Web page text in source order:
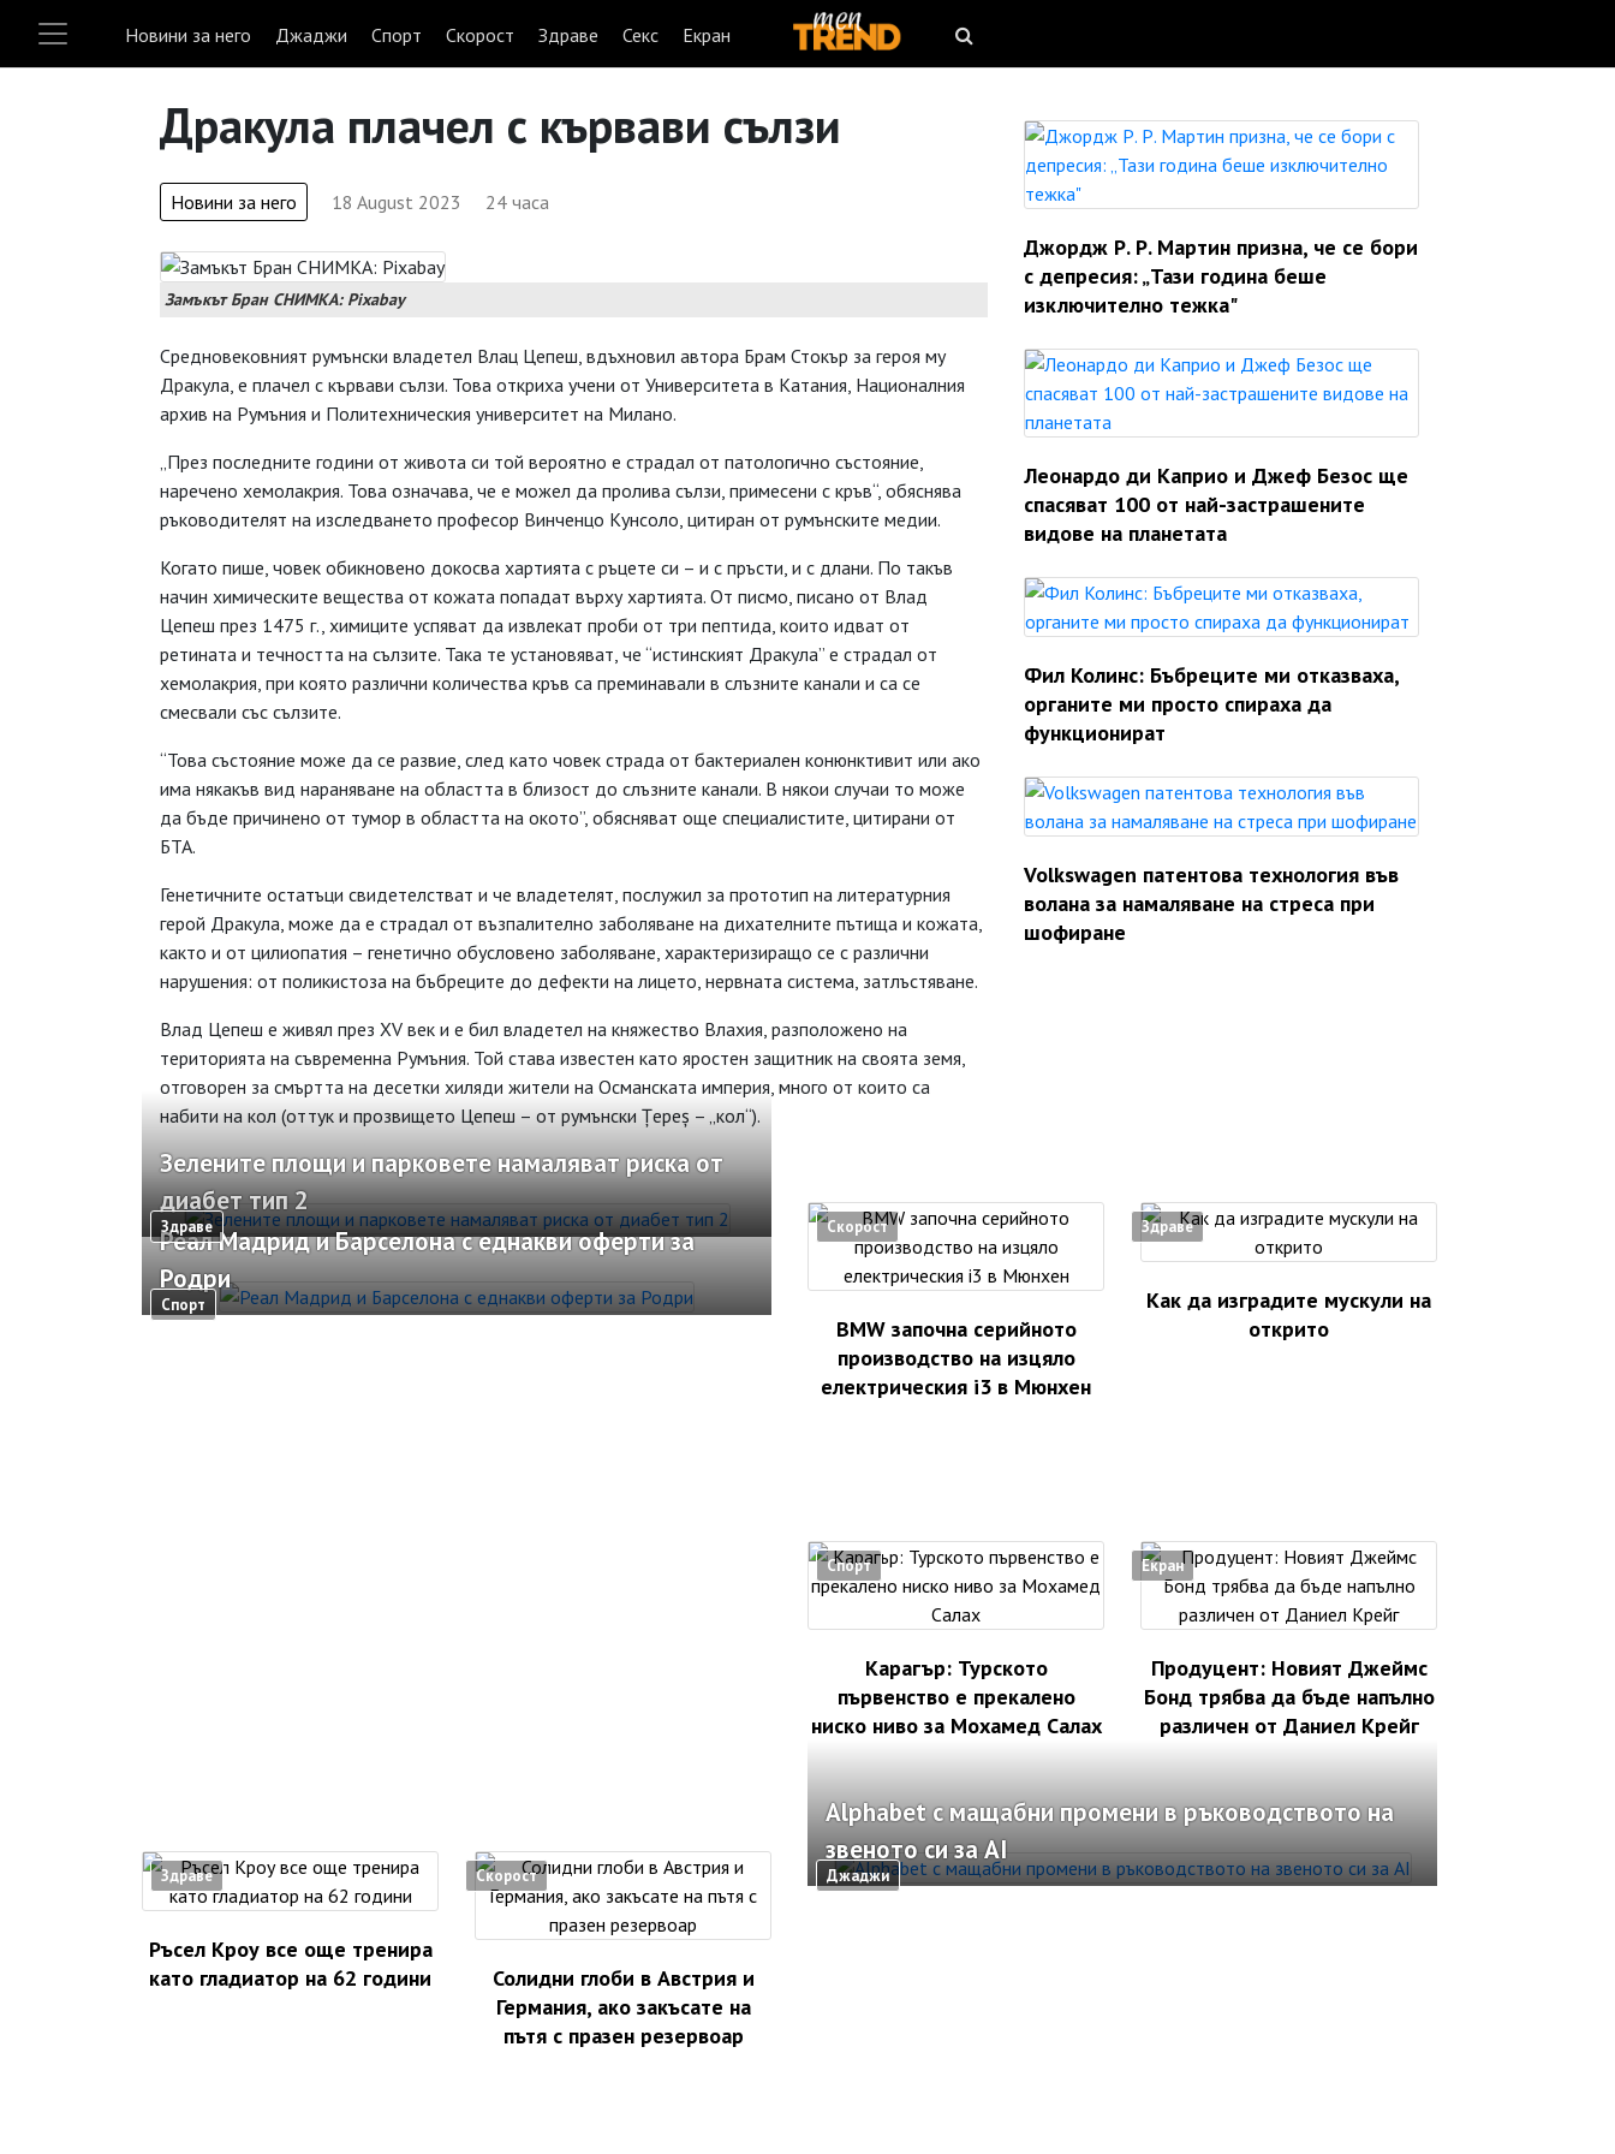
Новини за него Джаджи Спорт Скорост Здраве Секс Екран
Дракула плачел с кървави сълзи
Новини за него 18 August 2023 24 часа
Замъкът Бран СНИМКА: Pixabay
Средновековният румънски владетел Влац Цепеш, вдъхновил автора Брам Стокър за героя му
Дракула, е плачел с кървави сълзи. Това откриха учени от Университета в Катания, Националния
архив на Румъния и Политехническия университет на Милано.
„През последните години от живота си той вероятно е страдал от патологично състояние,
наречено хемолакрия. Това означава, че е можел да пролива сълзи, примесени с кръв“, обяснява
ръководителят на изследването професор Винченцо Кунсоло, цитиран от румънските медии.
Когато пише, човек обикновено докосва хартията с ръцете си – и с пръсти, и с длани. По такъв
начин химическите вещества от кожата попадат върху хартията. От писмо, писано от Влад
Цепеш през 1475 г., химиците успяват да извлекат проби от три пептида, които идват от
ретината и течността на сълзите. Така те установяват, че “истинският Дракула” е страдал от
хемолакрия, при която различни количества кръв са преминавали в слъзните канали и са се
смесвали със сълзите.
“Това състояние може да се развие, след като човек страда от бактериален конюнктивит или ако
има някакъв вид нараняване на областта в близост до слъзните канали. В някои случаи то може
да бъде причинено от тумор в областта на окото”, обясняват още специалистите, цитирани от
БТА.
Генетичните остатъци свидетелстват и че владетелят, послужил за прототип на литературния
герой Дракула, може да е страдал от възпалително заболяване на дихателните пътища и кожата,
както и от цилиопатия – генетично обусловено заболяване, характеризиращо се с различни
нарушения: от поликистоза на бъбреците до дефекти на лицето, нервната система, затлъстяване.
Влад Цепеш е живял през XV век и е бил владетел на княжество Влахия, разположено на
територията на съвременна Румъния. Той става известен като яростен защитник на своята земя,
отговорен за смъртта на десетки хиляди жители на Османската империя, много от които са
набити на кол (оттук и прозвището Цепеш – от румънски Țepeș – „кол“).
Джордж Р. Р. Мартин призна, че се бори
с депресия: „Тази година беше
изключително тежка"
Леонардо ди Каприо и Джеф Безос ще
спасяват 100 от най-застрашените
видове на планетата
Фил Колинс: Бъбреците ми отказваха,
органите ми просто спираха да
функционират
Volkswagen патентова технология във
волана за намаляване на стреса при
шофиране
Здраве
Зелените площи и парковете намаляват риска от
диабет тип 2
Спорт
Реал Мадрид и Барселона с еднакви оферти за
Родри
Скорост
BMW започна серийното
производство на изцяло
електрическия i3 в Мюнхен
Здраве
Как да изградите мускули на
открито
Спорт
Карагър: Турското
първенство е прекалено
ниско ниво за Мохамед Салах
Екран
Продуцент: Новият Джеймс
Бонд трябва да бъде напълно
различен от Даниел Крейг
Здраве
Ръсел Кроу все още тренира
като гладиатор на 62 години
Скорост
Солидни глоби в Австрия и
Германия, ако закъсате на
пътя с празен резервоар
Джаджи
Alphabet с мащабни промени в ръководството на
звеното си за AI